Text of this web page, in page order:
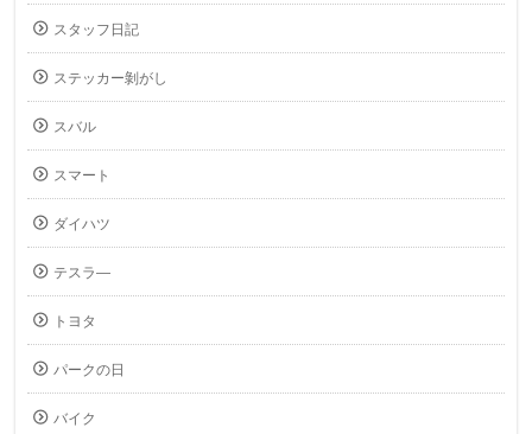
スタッフ日記
ステッカー剝がし
スバル
スマート
ダイハツ
テスラ―
トヨタ
パークの日
バイク